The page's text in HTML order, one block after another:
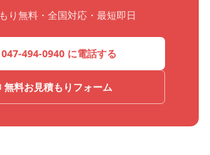
り無料・全国対応・最短即日
494-0940 に電話する
料お見積もりフォーム